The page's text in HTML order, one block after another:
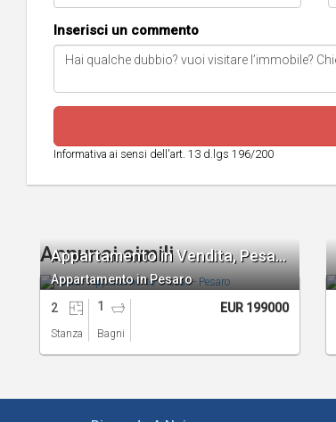
Inserisci un commento
Informativa ai sensi dell'art. 13 d.lgs 196/200
Annunci simili Appartamento in Vendita, Pesaro 3 locali
Appartamento in Pesaro
2
Stanza
1
Bagni
EUR 199000